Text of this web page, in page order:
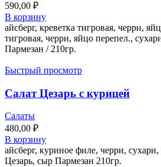
590,00 ₽
В корзину
айсберг, креветка тигровая, черри,
тигровая, черри, яйцо перепел.,
Пармезан / 210гр.
Быстрый просмотр
Салат Цезарь с курицей
Салаты
480,00 ₽
В корзину
айсберг, куриное филе, черри,
Цезарь, сыр Пармезан 210гр.